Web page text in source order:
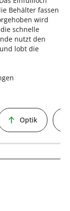
Behälter fassen
wird
schnelle
nutzt den
lobt die
Optik